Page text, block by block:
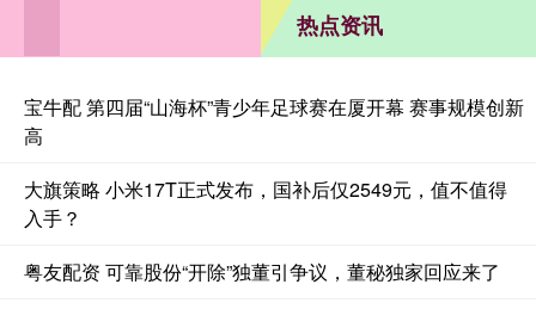
热点资讯
宝牛配 第四届“山海杯”青少年足球赛在厦开幕 赛事规模创新
高
大旗策略 小米17T正式发布，国补后仅2549元，值不值得
入手？
粤友配资 可靠股份“开除”独董引争议，董秘独家回应来了